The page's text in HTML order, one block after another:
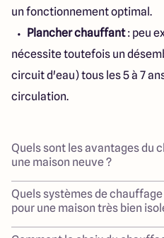
un fonctionnement optimal.
Plancher chauffant: peu
nécessite toutefois un
circuit d'eau) tous les 5 à 7
circulation.
Quels sont les avantages du
une maison neuve ?
Quels systèmes de
pour une maison très bien